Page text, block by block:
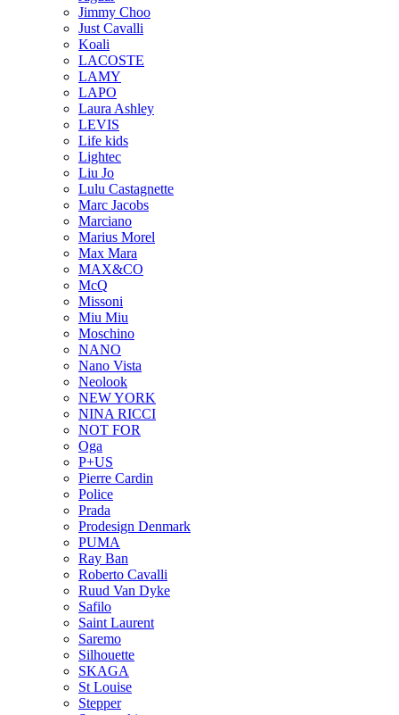
Jimmy Choo
Just Cavalli
Koali
LACOSTE
LAMY
LAPO
Laura Ashley
LEVIS
Life kids
Lightec
Liu Jo
Lulu Castagnette
Marc Jacobs
Marciano
Marius Morel
Max Mara
MAX&CO
McQ
Missoni
Miu Miu
Moschino
NANO
Nano Vista
Neolook
NEW YORK
NINA RICCI
NOT FOR
Oga
P+US
Pierre Cardin
Police
Prada
Prodesign Denmark
PUMA
Ray Ban
Roberto Cavalli
Ruud Van Dyke
Safilo
Saint Laurent
Saremo
Silhouette
SKAGA
St Louise
Stepper